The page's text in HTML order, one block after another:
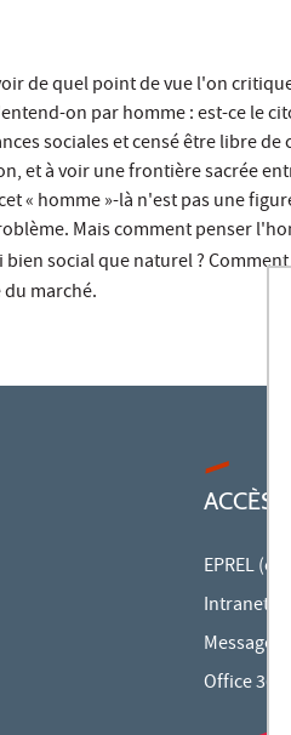
de quel point de vue l'on
on par homme : est-ce le
sociales et censé être libre
et à voir une frontière sacrée
« homme »-là n'est pas une
Mais comment penser
bien social que naturel ?
marché.
ACCÈS
EPREL
Intranet
Office 365